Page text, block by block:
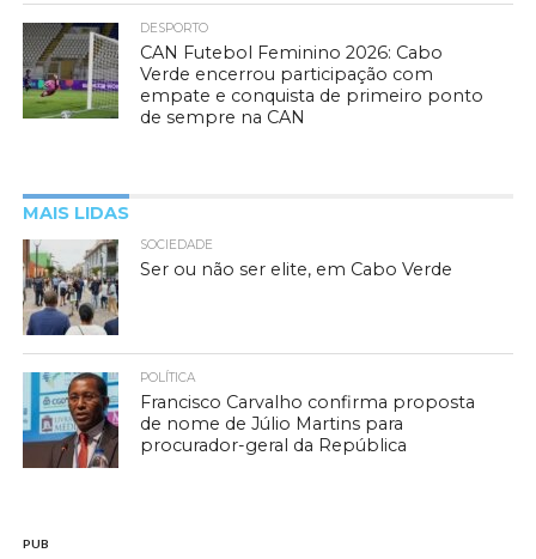
DESPORTO
CAN Futebol Feminino 2026: Cabo
Verde encerrou participação com
empate e conquista de primeiro ponto
de sempre na CAN
MAIS LIDAS
SOCIEDADE
Ser ou não ser elite, em Cabo Verde
POLÍTICA
Francisco Carvalho confirma proposta
de nome de Júlio Martins para
procurador-geral da República
PUB